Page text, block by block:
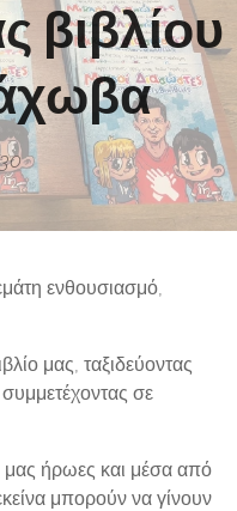
βιβλίου
ενθουσιασμό,
μας, ταξιδεύοντας
σε
μας ήρωες και μέσα από
μπορούν να γίνουν